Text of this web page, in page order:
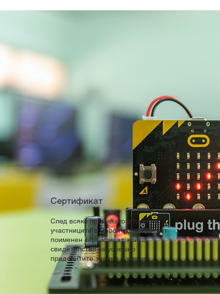
Сертификат
След всяко преминато обучение
участниците в Robo Kids получават
поименен сертификат, който
свидетелства за успешно
придобитите знания и умения.